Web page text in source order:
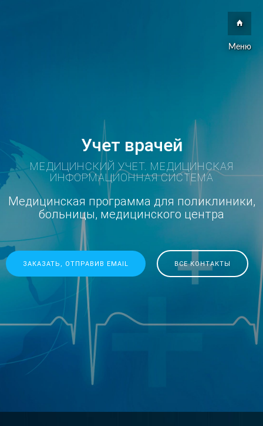
Меню
Учет врачей
МЕДИЦИНСКИЙ УЧЕТ. МЕДИЦИНСКАЯ
ИНФОРМАЦИОННАЯ СИСТЕМА
Медицинская программа для поликлиники,
больницы, медицинского центра
ЗАКАЗАТЬ, ОТПРАВИВ EMAIL ВСЕ КОНТАКТЫ